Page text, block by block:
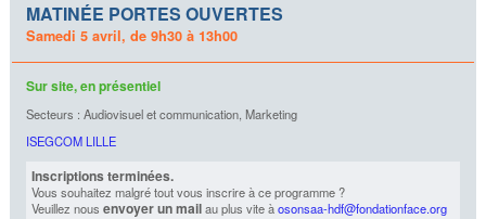
MATINÉE PORTES OUVERTES
Samedi 5 avril, de 9h30 à 13h00
Sur site, en présentiel
Secteurs : Audiovisuel et communication, Marketing
ISEGCOM LILLE
Inscriptions terminées.
Vous souhaitez malgré tout vous inscrire à ce programme ?
Veuillez nous envoyer un mailau plus vite àosonsaa-hdf@fondationface.org